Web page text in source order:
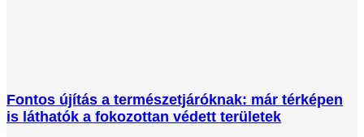
Fontos újítás a természetjáróknak: már térképen
is láthatók a fokozottan védett területek